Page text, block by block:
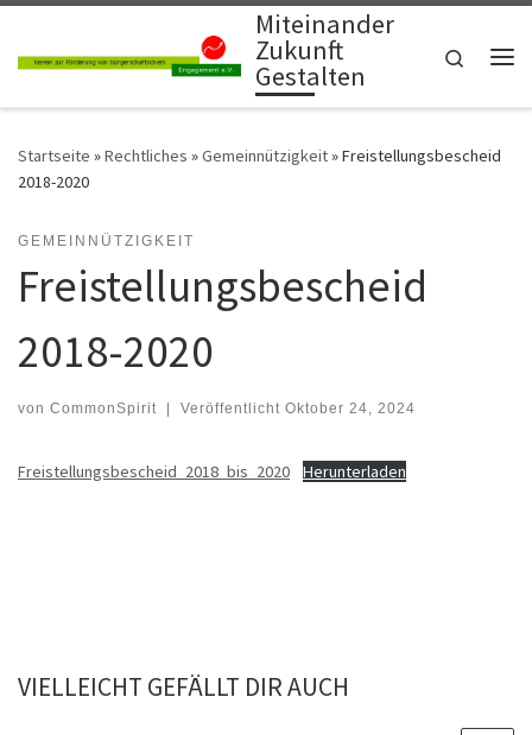
Miteinander
Zukunft
Gestalten
Search
Startseite »Rechtliches »Gemeinnützigkeit»Freistellungsbescheid
2018-2020
GEMEINNÜTZIGKEIT
Freistellungsbescheid
2018-2020
von CommonSpirit Veröffentlicht Oktober 24, 2024
Freistellungsbescheid_2018_bis_2020 Herunterladen
VIELLEICHT GEFÄLLT DIR AUCH